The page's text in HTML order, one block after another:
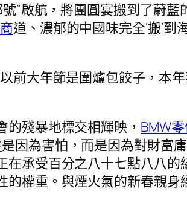
”啟航，將團圓宴搬到了蔚
道、濃郁的中國味完全‘搬’
大年節是圍爐包餃子，本
殘暴地標交相輝映， BMW
是因為害怕，而是因為對財富
承受百分之八十七點八八
權重。與煙火氣的新春親身